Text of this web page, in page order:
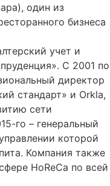
один из
бизнеса
учет и
С 2001 по
директор
стандарт» и Orkla,
сети
го – генеральный
которой
Компания также
HoReCa по всей